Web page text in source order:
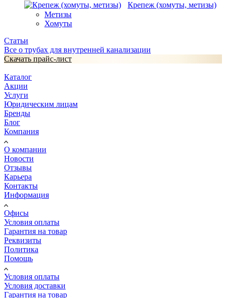
Крепеж (хомуты, метизы)
Метизы
Хомуты
Статьи
Все о трубах для внутренней канализации
Скачать прайс-лист
Каталог
Акции
Услуги
Юридическим лицам
Бренды
Блог
Компания
О компании
Новости
Отзывы
Карьера
Контакты
Информация
Офисы
Условия оплаты
Гарантия на товар
Реквизиты
Политика
Помощь
Условия оплаты
Условия доставки
Гарантия на товар